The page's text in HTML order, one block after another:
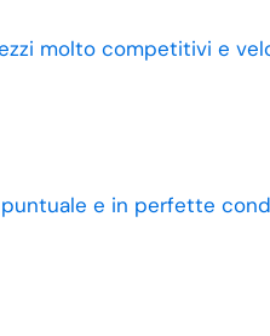
molto competitivi e
e in perfette